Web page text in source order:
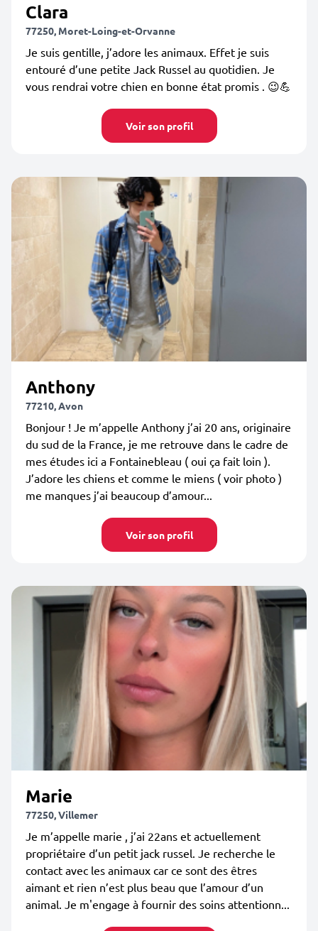
Clara
77250, Moret-Loing-et-Orvanne
Je suis gentille, j’adore les animaux. Effet je suis
entouré d’une petite Jack Russel au quotidien. Je
vous rendrai votre chien en bonne état promis . 😉💪
Voir son profil
Anthony
77210, Avon
Bonjour ! Je m’appelle Anthony j’ai 20 ans, originaire
du sud de la France, je me retrouve dans le cadre de
mes études ici a Fontainebleau ( oui ça fait loin ).
J’adore les chiens et comme le miens ( voir photo )
me manques j’ai beaucoup d’amour...
Voir son profil
Marie
77250, Villemer
Je m’appelle marie , j’ai 22ans et actuellement
propriétaire d’un petit jack russel. Je recherche le
contact avec les animaux car ce sont des êtres
aimant et rien n’est plus beau que l’amour d’un
animal. Je m'engage à fournir des soins attentionn...